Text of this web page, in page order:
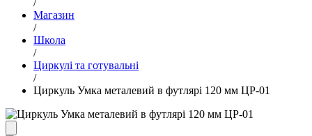
Магазин
/
Школа
/
Циркулі та готувальні
/
Циркуль Умка металевий в футлярі 120 мм ЦР-01